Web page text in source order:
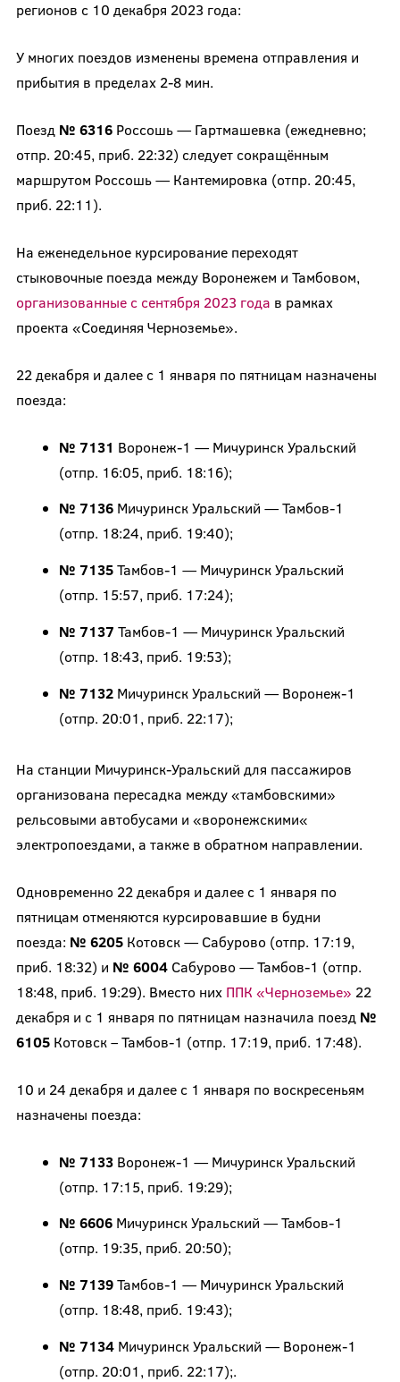
регионов с 10 декабря 2023 года:
У многих поездов изменены времена отправления и
прибытия в пределах 2-8 мин.
Поезд № 6316Россошь — Гартмашевка (ежедневно;
отпр. 20:45, приб. 22:32) следует сокращённым
маршрутом Россошь — Кантемировка (отпр. 20:45,
приб. 22:11).
На еженедельное курсирование переходят
стыковочные поезда между Воронежем и Тамбовом,
организованные с сентября 2023 года в рамках
проекта «Соединяя Черноземье».
22 декабря и далее с 1 января по пятницам назначены
поезда:
№ 7131 Воронеж-1 — Мичуринск Уральский
(отпр. 16:05, приб. 18:16);
№ 7136Мичуринск Уральский — Тамбов-1
(отпр. 18:24, приб. 19:40);
№ 7135Тамбов-1 — Мичуринск Уральский
(отпр. 15:57, приб. 17:24);
№ 7137 Тамбов-1 — Мичуринск Уральский
(отпр. 18:43, приб. 19:53);
№ 7132Мичуринск Уральский — Воронеж-1
(отпр. 20:01, приб. 22:17);
На станции Мичуринск-Уральский для пассажиров
организована пересадка между «тамбовскими»
рельсовыми автобусами и «воронежскими«
электропоездами, а также в обратном направлении.
Одновременно 22 декабря и далее с 1 января по
пятницам отменяются курсировавшие в будни
поезда: № 6205Котовск — Сабурово (отпр. 17:19,
приб. 18:32) и № 6004Сабурово — Тамбов-1 (отпр.
18:48, приб. 19:29). Вместо них ППК «Черноземье» 22
декабря и с 1 января по пятницам назначила поезд №
6105Котовск – Тамбов-1 (отпр. 17:19, приб. 17:48).
10 и 24 декабря и далее с 1 января по воскресеньям
назначены поезда:
№ 7133Воронеж-1 — Мичуринск Уральский
(отпр. 17:15, приб. 19:29);
№ 6606Мичуринск Уральский — Тамбов-1
(отпр. 19:35, приб. 20:50);
№ 7139Тамбов-1 — Мичуринск Уральский
(отпр. 18:48, приб. 19:43);
№ 7134Мичуринск Уральский — Воронеж-1
(отпр. 20:01, приб. 22:17);.